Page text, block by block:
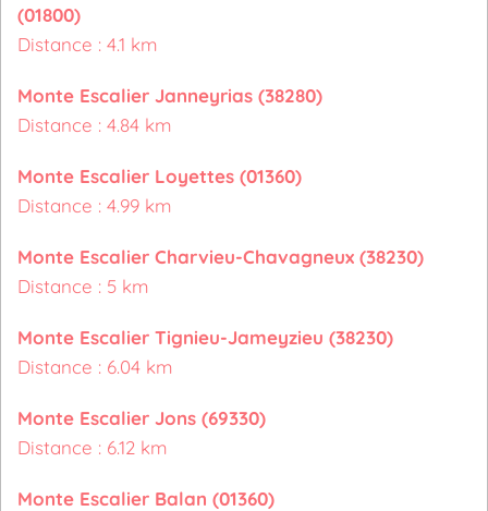
(01800)
Distance : 4.1 km
Monte Escalier Janneyrias (38280)
Distance : 4.84 km
Monte Escalier Loyettes (01360)
Distance : 4.99 km
Monte Escalier Charvieu-Chavagneux (38230)
Distance : 5 km
Monte Escalier Tignieu-Jameyzieu (38230)
Distance : 6.04 km
Monte Escalier Jons (69330)
Distance : 6.12 km
Monte Escalier Balan (01360)